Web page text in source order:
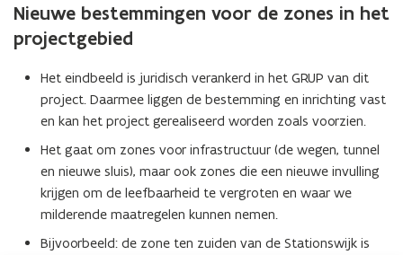
e
l
e
l
Nieuwe bestemmingen voor de zones in het
projectgebied
Het eindbeeld is juridisch verankerd in het GRUP van dit
project. Daarmee liggen de bestemming en inrichting vast
en kan het project gerealiseerd worden zoals voorzien.
Het gaat om zones voor infrastructuur (de wegen, tunnel
en nieuwe sluis), maar ook zones die een nieuwe invulling
krijgen om de leefbaarheid te vergroten en waar we
milderende maatregelen kunnen nemen.
Bijvoorbeeld: de zone ten zuiden van de Stationswijk is